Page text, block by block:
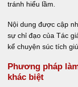
tránh hiểu lầm.
Nội dung được cập
sự chỉ đạo của Tác
kể chuyện súc tích
Phương pháp
khác biệt